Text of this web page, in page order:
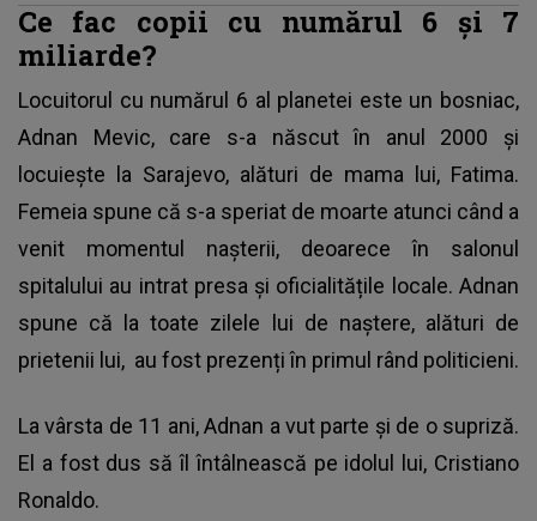
Ce fac copii cu numărul 6 și 7
miliarde?
Locuitorul cu numărul 6 al planetei este un bosniac,
Adnan Mevic, care s-a născut în anul 2000 și
locuiește la Sarajevo, alături de mama lui, Fatima.
Femeia spune că s-a speriat de moarte atunci când a
venit momentul nașterii, deoarece în salonul
spitalului au intrat presa și oficialitățile locale. Adnan
spune că la toate zilele lui de naștere, alături de
prietenii lui, au fost prezenți în primul rând politicieni.
La vârsta de 11 ani, Adnan a vut parte și de o supriză.
El a fost dus să îl întâlnească pe idolul lui, Cristiano
Ronaldo.